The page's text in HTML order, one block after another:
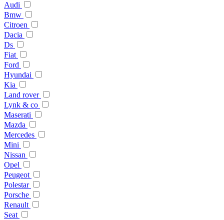
Audi
Bmw
Citroen
Dacia
Ds
Fiat
Ford
Hyundai
Kia
Land rover
Lynk & co
Maserati
Mazda
Mercedes
Mini
Nissan
Opel
Peugeot
Polestar
Porsche
Renault
Seat